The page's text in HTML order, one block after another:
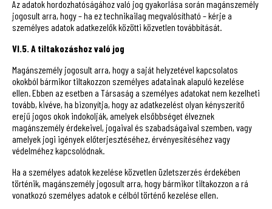
Az adatok hordozhatóságához való jog gyakorlása során magánszemély
jogosult arra, hogy – ha ez technikailag megvalósítható – kérje a
személyes adatok adatkezelők közötti közvetlen továbbítását.
VI.5. A tiltakozáshoz való jog
Magánszemély jogosult arra, hogy a saját helyzetével kapcsolatos
okokból bármikor tiltakozzon személyes adatainak alapuló kezelése
ellen. Ebben az esetben a Társaság a személyes adatokat nem kezelheti
tovább, kivéve, ha bizonyítja, hogy az adatkezelést olyan kényszerítő
erejű jogos okok indokolják, amelyek elsőbbséget élveznek
magánszemély érdekeivel, jogaival és szabadságaival szemben, vagy
amelyek jogi igények előterjesztéséhez, érvényesítéséhez vagy
védelméhez kapcsolódnak.
Ha a személyes adatok kezelése közvetlen üzletszerzés érdekében
történik, magánszemély jogosult arra, hogy bármikor tiltakozzon a rá
vonatkozó személyes adatok e célból történő kezelése ellen.